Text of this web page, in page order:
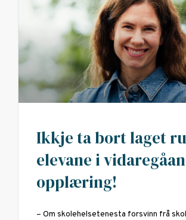
Ikkje ta bort laget
elevane i
opplæring!
– Om skolehelsetenesta forsvinn frå